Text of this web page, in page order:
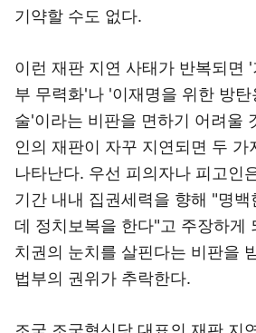
기약할 수도 없다.
이런 재판 지연 사태가 반복되면
부 무력화'나 '이재명을 위한 방탄
술'이라는 비판을 면하기 어려울
인의 재판이 자꾸 지연되면 두 가
나타난다. 우선 피의자나 피고인
기간 내내 집권세력을 향해 "명
데 정치보복을 한다"고 주장하게
치권의 눈치를 살핀다는 비판을
법부의 권위가 추락한다.